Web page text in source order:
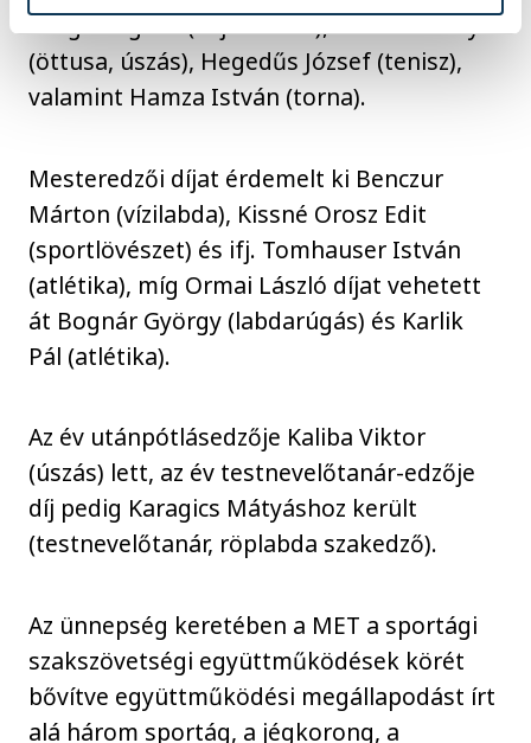
Dragos Ágnes (kajak-kenu), Geleta Károly
(öttusa, úszás), Hegedűs József (tenisz),
valamint Hamza István (torna).
Mesteredzői díjat érdemelt ki Benczur
Márton (vízilabda), Kissné Orosz Edit
(sportlövészet) és ifj. Tomhauser István
(atlétika), míg Ormai László díjat vehetett
át Bognár György (labdarúgás) és Karlik
Pál (atlétika).
Az év utánpótlásedzője Kaliba Viktor
(úszás) lett, az év testnevelőtanár-edzője
díj pedig Karagics Mátyáshoz került
(testnevelőtanár, röplabda szakedző).
Az ünnepség keretében a MET a sportági
szakszövetségi együttműködések körét
bővítve együttműködési megállapodást írt
alá három sportág, a jégkorong, a